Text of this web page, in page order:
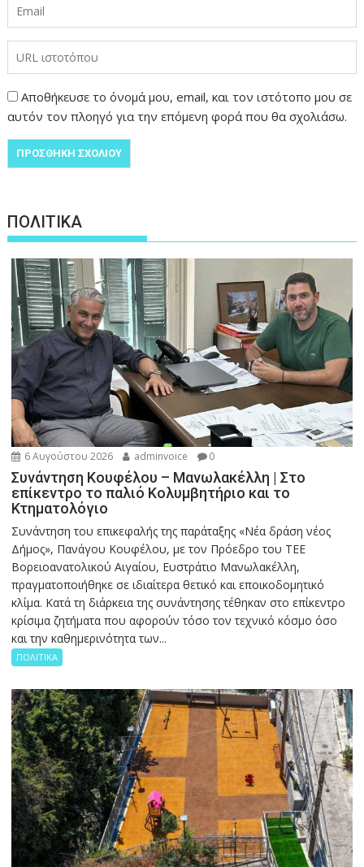
Αποθήκευσε το όνομά μου, email, και τον ιστότοπο μου σε
αυτόν τον πλοηγό για την επόμενη φορά που θα σχολιάσω.
ΠΟΛΙΤΙΚΑ
6 Αυγούστου 2026 adminvoice 0
Συνάντηση Κουφέλου – Μανωλακέλλη | Στο
επίκεντρο το παλιό Κολυμβητήριο και το
Κτηματολόγιο
Συνάντηση του επικεφαλής της παράταξης «Νέα δράση νέος
Δήμος», Πανάγου Κουφέλου, με τον Πρόεδρο του ΤΕΕ
Βορειοανατολικού Αιγαίου, Ευστράτιο Μανωλακέλλη,
πραγματοποιήθηκε σε ιδιαίτερα θετικό και εποικοδομητικό
κλίμα. Κατά τη διάρκεια της συνάντησης τέθηκαν στο επίκεντρο
κρίσιμα ζητήματα που αφορούν τόσο τον τεχνικό κόσμο όσο
και την καθημερινότητα των...
ΠΟΛΙΤΙΚΑ